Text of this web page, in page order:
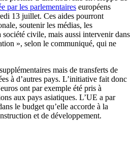
par les parlementaires européens
13 juillet. Ces aides pourront
soutenir les médias, les
société civile, mais aussi intervenir dans
», selon le communiqué, qui ne
mais de transferts de
à d’autres pays. L’initiative fait donc
ont par exemple été pris à
aux pays asiatiques. L’UE a par
le budget qu’elle accorde à la
et de développement.